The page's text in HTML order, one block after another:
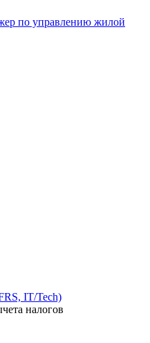
по управлению жилой
IT/Tech)
налогов